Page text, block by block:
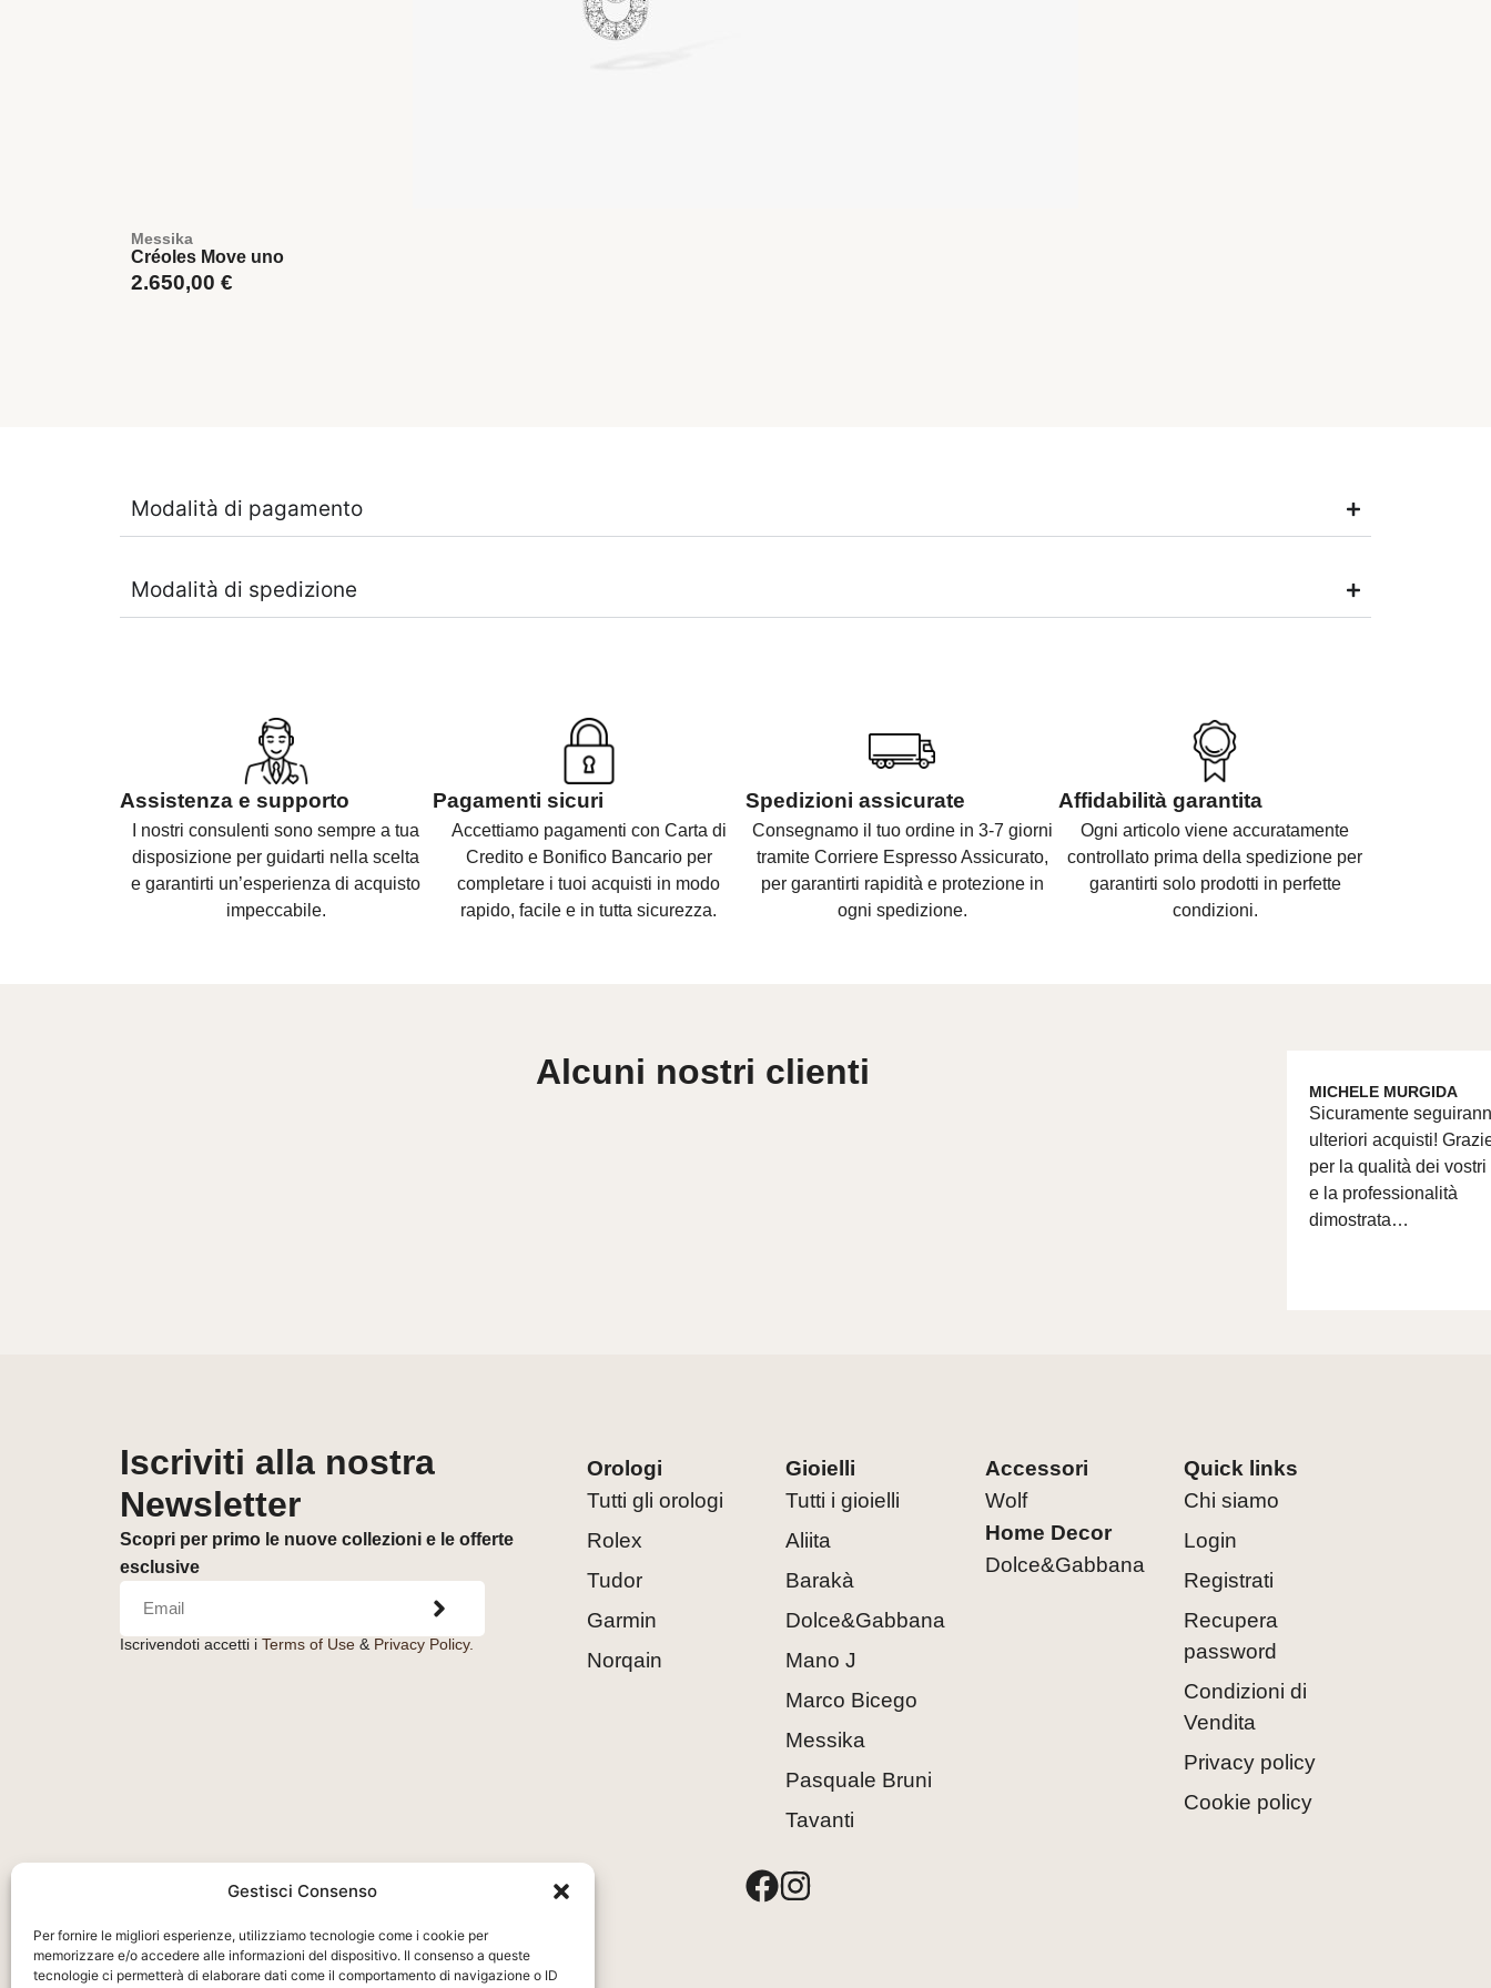
Gestisci Consenso
Per fornire le migliori esperienze, utilizziamo tecnologie come i cookie per
memorizzare e/o accedere alle informazioni del dispositivo. Il consenso a queste
tecnologie ci permetterà di elaborare dati come il comportamento di navigazione o ID
Messika
Créoles Move uno
2.650,00 €
Modalità di pagamento
Modalità di spedizione
Assistenza e supporto
I nostri consulenti sonosempre a tua
disposizione per guidarti nella scelta
egarantirti un’esperienza di acquisto
impeccabile.
Pagamenti sicuri
Accettiamo pagamenti con Carta di
Credito e Bonifico Bancario per
completare i tuoi acquisti in modo
rapido, facile e in tutta sicurezza.
Spedizioni assicurate
Consegnamo il tuo ordine in 3-7 giorni
tramite Corriere Espresso Assicurato,
per garantirti rapidità e protezione in
ogni spedizione.
Affidabilità garantita
Ogni articolo viene accuratamente
controllato prima della spedizione per
garantirti solo prodotti in perfette
condizioni.
Alcuni nostri clienti MICHELE MURGIDA
Sicuramente
ulteriori acquisti!
per la qualità dei vostri
e la professionalità
dimostrata…
Iscriviti alla nostra
Newsletter
Scopri per primo le nuove collezioni e le offerte
esclusive
Iscrivendoti accetti i Terms of Use& Privacy Policy.
Orologi
Tutti gli orologi
Rolex
Tudor
Garmin
Norqain
Gioielli
Tutti i gioielli
Aliita
Barakà
Dolce&Gabbana
Mano J
Marco Bicego
Messika
Pasquale Bruni
Tavanti
Accessori
Wolf
Home Decor
Dolce&Gabbana
Quick links
Chi siamo
Login
Registrati
Recupera
password
Condizioni di
Vendita
Privacy policy
Cookie policy
Orologeria del Pianello S.r.l.